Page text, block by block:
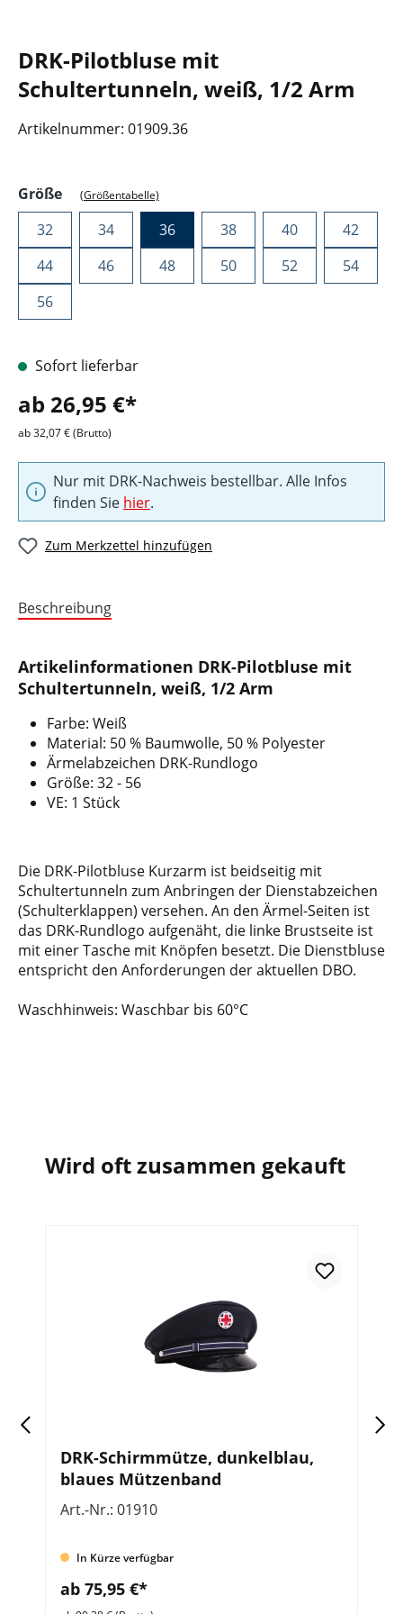
DRK-Pilotbluse mit
Schultertunneln, weiß, 1/2 Arm
Artikelnummer: 01909.36
Größeauswählen
(Größentabelle)
32 34 36 38 40
42
44
46 48 50 52
54
56
Sofort lieferbar
ab 26,95 €*
ab 32,07 € (Brutto)
Nur mit DRK-Nachweis bestellbar. Alle Infos
finden Sie hier.
Zum Merkzettel hinzufügen
Beschreibung
Artikelinformationen DRK-Pilotbluse mit
Schultertunneln, weiß, 1/2 Arm
Farbe: Weiß
Material: 50 % Baumwolle, 50 % Polyester
Ärmelabzeichen DRK-Rundlogo
Größe: 32 - 56
VE: 1 Stück
Die DRK-Pilotbluse Kurzarm ist beidseitig mit
Schultertunneln zum Anbringen der Dienstabzeichen
(Schulterklappen) versehen. An den Ärmel-Seiten ist
das DRK-Rundlogo aufgenäht, die linke Brustseite ist
mit einer Tasche mit Knöpfen besetzt. Die Dienstbluse
entspricht den Anforderungen der aktuellen DBO.
Waschhinweis: Waschbar bis 60°C
Wird oft zusammen gekauft
DRK-Schirmmütze, dunkelblau,
blaues Mützenband
Art.-Nr.: 01910
In Kürze verfügbar
ab 75,95 €*